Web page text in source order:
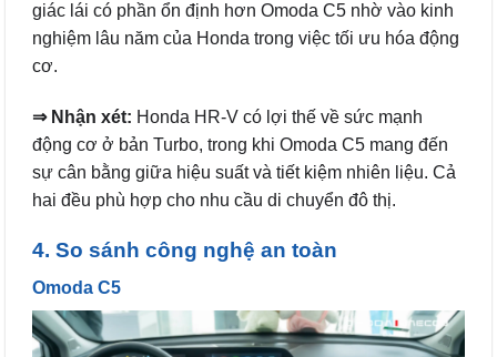
giác lái có phần ổn định hơn Omoda C5 nhờ vào kinh
nghiệm lâu năm của Honda trong việc tối ưu hóa động
cơ.
⇒ Nhận xét: Honda HR-V có lợi thế về sức mạnh
động cơ ở bản Turbo, trong khi Omoda C5 mang đến
sự cân bằng giữa hiệu suất và tiết kiệm nhiên liệu. Cả
hai đều phù hợp cho nhu cầu di chuyển đô thị.
4. So sánh công nghệ an toàn
Omoda C5